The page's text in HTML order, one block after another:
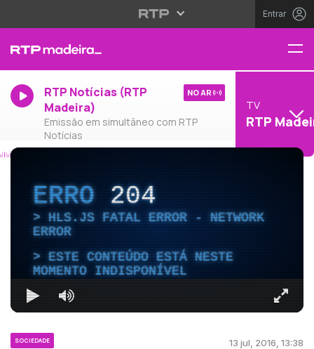
Entrar
RTP Notícias (RTP
Madeira)
Emissão em simultâneo com RTP
Notícias
NO AR
TV
RTP
ERRO204
HLS.JS FATAL ERROR - NETWORK
ERROR
ESTE CONTEÚDO ESTÁ NESTE
MOMENTO INDISPONÍVEL
SOCIEDADE 13 jul, 2016, 13:38